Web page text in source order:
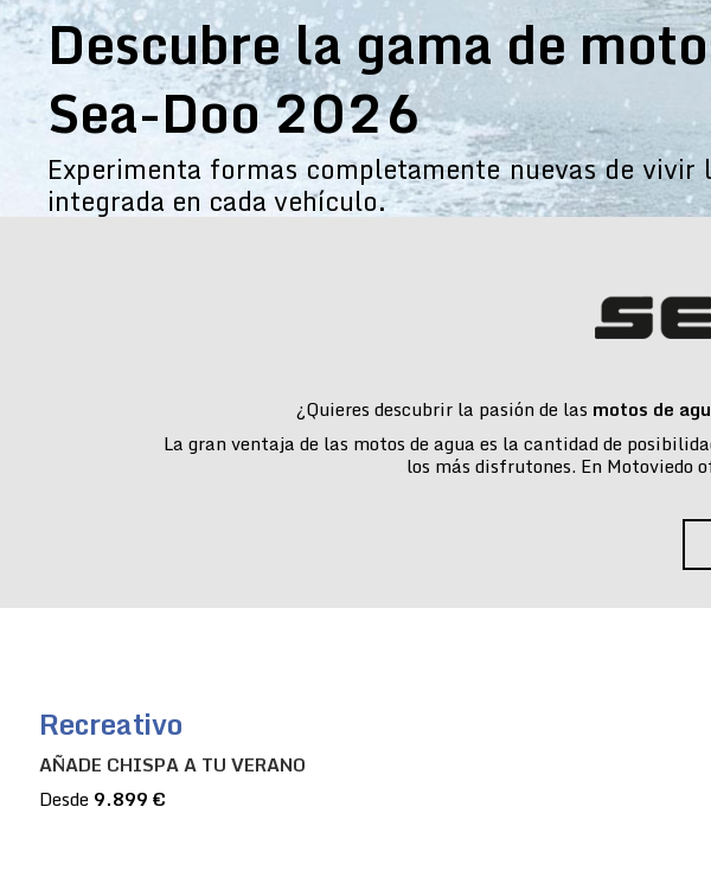
Descubre la gama de
Sea-Doo 2026
Experimenta formas completamente nuevas de
integrada en cada vehículo.
¿Quieres descubrir la pasión de las motos de
La gran ventaja de las motos de agua es la cantidad de
los más disfrutones. En Motoviedo
Recreativo
AÑADE CHISPA A TU VERANO
Desde 9.899 €